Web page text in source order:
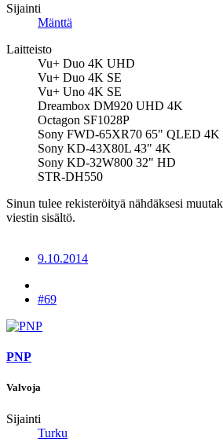
Sijainti
Mänttä
Laitteisto
Vu+ Duo 4K UHD
Vu+ Duo 4K SE
Vu+ Uno 4K SE
Dreambox DM920 UHD 4K
Octagon SF1028P
Sony FWD-65XR70 65" QLED 4K
Sony KD-43X80L 43" 4K
Sony KD-32W800 32" HD
STR-DH550
Sinun tulee rekisteröityä nähdäksesi
viestin sisältö.
9.10.2014
#69
PNP
Valvoja
Sijainti
Turku